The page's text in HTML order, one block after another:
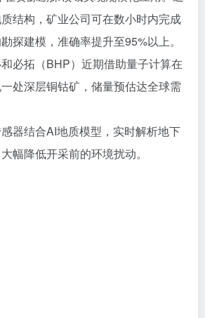
结构，矿业公司可在数小时内完成
探建模，准确率提升至95%以上。
必拓（BHP）近期借助量子计算在
处深层铜钴矿，储量预估达全球需
感器结合AI地质模型，实时解析地下
幅降低开采前的环境扰动。